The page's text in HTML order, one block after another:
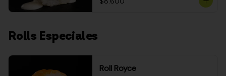
Rolls Especiales
Roll Royce